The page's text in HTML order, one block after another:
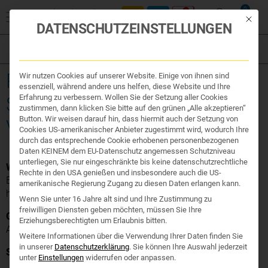
0
Organe & Organ Uhr
Traditionelle Medizin
Nahrungsergänzung
Kosmetik und Hygiene
Ihr Apotheker
REZEPT SENDEN, ZEIT
SPAREN – IHR BEQUEMER
VORBESTELL-SERVICE
Weg und Zeit sparen:
Bestellen Sie Ihre Medikamente einfach per Foto vor und
holen Sie sie ab, wenn alles für Sie bereitliegt.
Gilt für:Rezepte, rezeptfreie Medikamente und alle anderen
Apothekenprodukte.
So einfach funktioniert es:
Mit
DATENSCHUTZEINSTELLUNGEN
Wir nutzen Cookies auf unserer Website. Einige von ihnen sind
essenziell, während andere uns helfen, diese Website und Ihre
Erfahrung zu verbessern. Wollen Sie der Setzung aller Cookies
zustimmen, dann klicken Sie bitte auf den grünen „Alle akzeptieren“
Button. Wir weisen darauf hin, dass hiermit auch der Setzung von
Cookies US-amerikanischer Anbieter zugestimmt wird, wodurch Ihre
durch das entsprechende Cookie erhobenen personenbezogenen
Daten KEINEM dem EU-Datenschutz angemessen Schutzniveau
unterliegen, Sie nur eingeschränkte bis keine datenschutzrechtliche
Rechte in den USA genießen und insbesondere auch die US-
amerikanische Regierung Zugang zu diesen Daten erlangen kann.
Wenn Sie unter 16 Jahre alt sind und Ihre Zustimmung zu
freiwilligen Diensten geben möchten, müssen Sie Ihre
Erziehungsberechtigten um Erlaubnis bitten.
Weitere Informationen über die Verwendung Ihrer Daten finden Sie
in unserer Datenschutzerklärung. Sie können Ihre Auswahl jederzeit
unter Einstellungen widerrufen oder anpassen.